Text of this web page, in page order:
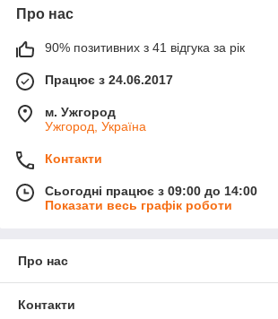
Про нас
90% позитивних з 41 відгука за рік
Працює з 24.06.2017
м. Ужгород
Ужгород, Україна
Контакти
Сьогодні працює з 09:00 до 14:00
Показати весь графік роботи
Про нас
Контакти